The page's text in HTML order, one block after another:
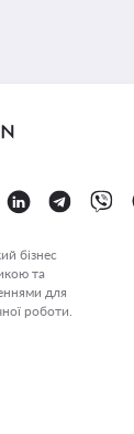
бізнес
та
для
роботи.